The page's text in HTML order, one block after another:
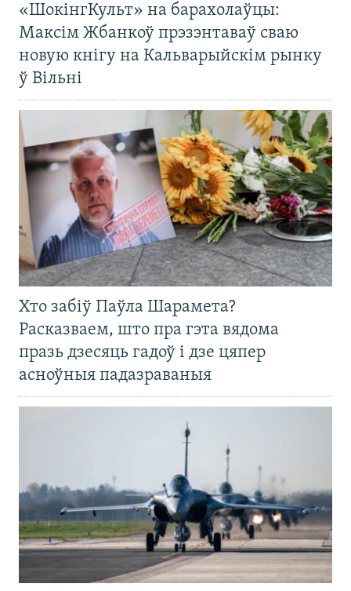
«ШокінгКульт» на барахолаўцы:
Максім Жбанкоў прэзэнтаваў сваю
новую кнігу на Кальварыйскім рынку
ў Вільні
Хто забіў Паўла Шарамета?
Расказваем, што пра гэта вядома
празь дзесяць гадоў і дзе цяпер
асноўныя падазраваныя